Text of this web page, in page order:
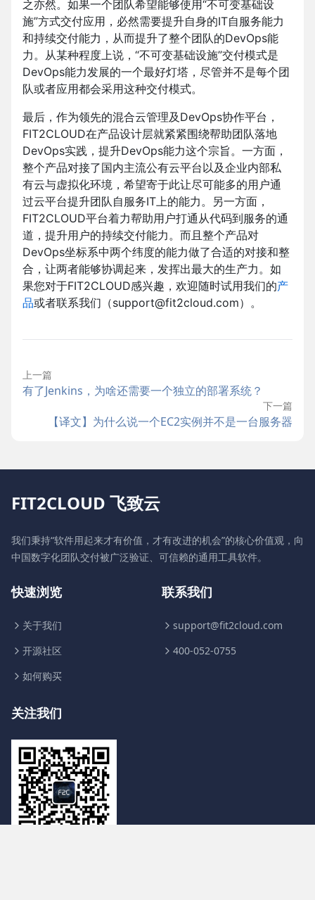
之亦然。如果一个团队希望能够使用“不可变基础设
施”方式交付应用，必然需要提升自身的IT自服务能力
和持续交付能力，从而提升了整个团队的DevOps能
力。从某种程度上说，“不可变基础设施”交付模式是
DevOps能力发展的一个最好灯塔，尽管并不是每个团
队或者应用都会采用这种交付模式。
最后，作为领先的混合云管理及DevOps协作平台，
FIT2CLOUD在产品设计层就紧紧围绕帮助团队落地
DevOps实践，提升DevOps能力这个宗旨。一方面，
整个产品对接了国内主流公有云平台以及企业内部私
有云与虚拟化环境，希望寄于此让尽可能多的用户通
过云平台提升团队自服务IT上的能力。另一方面，
FIT2CLOUD平台着力帮助用户打通从代码到服务的通
道，提升用户的持续交付能力。而且整个产品对
DevOps坐标系中两个纬度的能力做了合适的对接和整
合，让两者能够协调起来，发挥出最大的生产力。如
果您对于FIT2CLOUD感兴趣，欢迎随时试用我们的产
品或者联系我们（support@fit2cloud.com）。
上一篇
有了Jenkins，为啥还需要一个独立的部署系统？
下一篇
【译文】为什么说一个EC2实例并不是一台服务器
FIT2CLOUD 飞致云
我们秉持“软件用起来才有价值，才有改进的机会”的核心价值观，向
中国数字化团队交付被广泛验证、可信赖的通用工具软件。
快速浏览
关于我们
开源社区
如何购买
联系我们
support@fit2cloud.com
400-052-0755
关注我们